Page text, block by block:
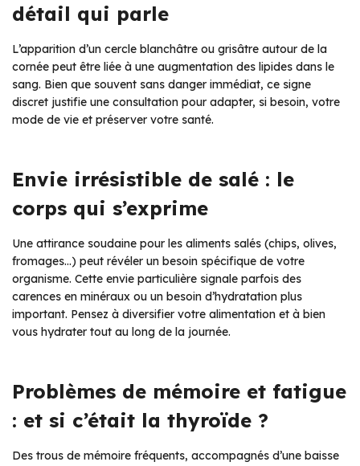
détail qui parle
L’apparition d’un cercle blanchâtre ou grisâtre autour de la
cornée peut être liée à une augmentation des lipides dans le
sang. Bien que souvent sans danger immédiat, ce signe
discret justifie une consultation pour adapter, si besoin, votre
mode de vie et préserver votre santé.
Envie irrésistible de salé : le
corps qui s’exprime
Une attirance soudaine pour les aliments salés (chips, olives,
fromages…) peut révéler un besoin spécifique de votre
organisme. Cette envie particulière signale parfois des
carences en minéraux ou un besoin d’hydratation plus
important. Pensez à diversifier votre alimentation et à bien
vous hydrater tout au long de la journée.
Problèmes de mémoire et fatigue
: et si c’était la thyroïde ?
Des trous de mémoire fréquents, accompagnés d’une baisse